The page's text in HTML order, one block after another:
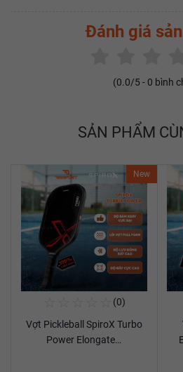
Đánh giá
(0.0/5 - 0 bình
SẢN PHẨM
New
Xem chi tiết
(0)
Vợt Pickleball SpiroX Turbo
Power Elongate…